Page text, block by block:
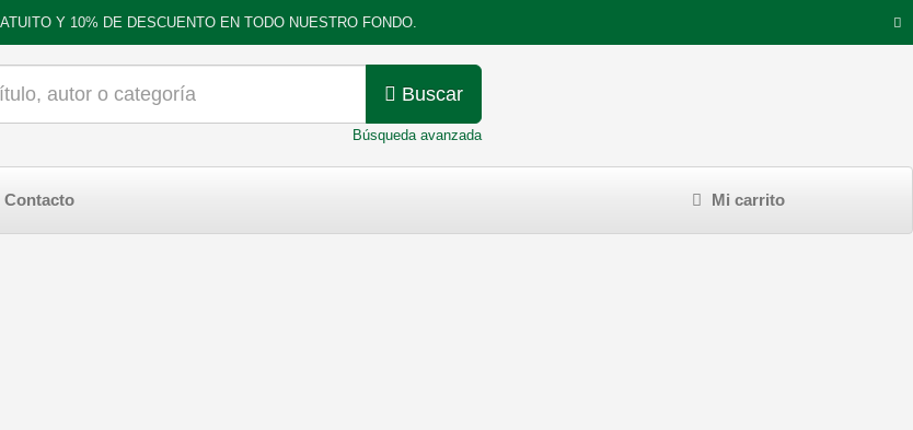
Y 10% DE DESCUENTO EN TODO NUESTRO FONDO.
Buscar
Búsqueda avanzada
Contacto Mi carrito